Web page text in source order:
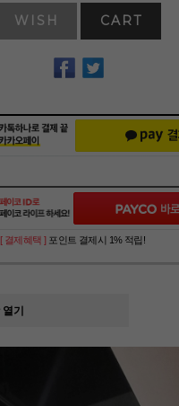
WISH CART
[ 결제혜택 ] 포인트 결제시 1% 적립!
기